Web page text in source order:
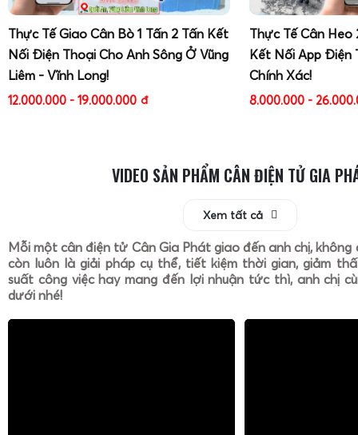
Thực Tế Giao Cân Bò 1 Tấn 2 Tấn Kết
Nối Điện Thoại Cho Anh Sông Ở Vũng
Liêm - Vĩnh Long!
12.000.000 - 19.000.000 đ
Thực Tế Cân
Kết Nối App Điện
Chính Xác!
8.000.000 -
VIDEO SẢN PHẨM CÂN ĐIỆN TỬ GIA
Xem tất cả
Mỗi một cân điện tử Cân Gia Phát giao đến anh chị, không
còn luôn là giải pháp cụ thể, tiết kiệm thời gian, giảm
suất công việc hay mang đến lợi nhuận tức thì, anh chị
dưới nhé!